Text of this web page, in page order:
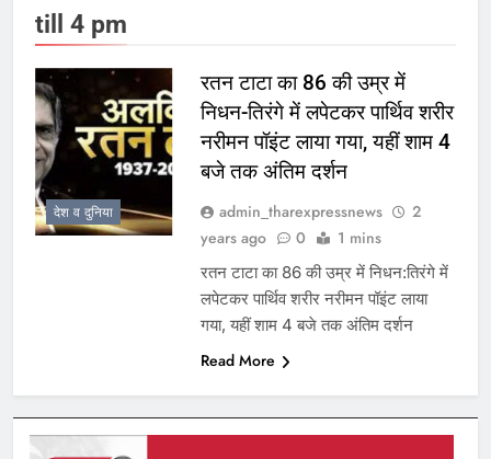
till 4 pm
देश व दुनिया
रतन टाटा का 86 की उम्र में
निधन-तिरंगे में लपेटकर पार्थिव शरीर
नरीमन पॉइंट लाया गया, यहीं शाम 4
बजे तक अंतिम दर्शन
admin_tharexpressnews
2
years ago
0 1 mins
रतन टाटा का 86 की उम्र में निधन:तिरंगे में
लपेटकर पार्थिव शरीर नरीमन पॉइंट लाया
गया, यहीं शाम 4 बजे तक अंतिम दर्शन
Read More